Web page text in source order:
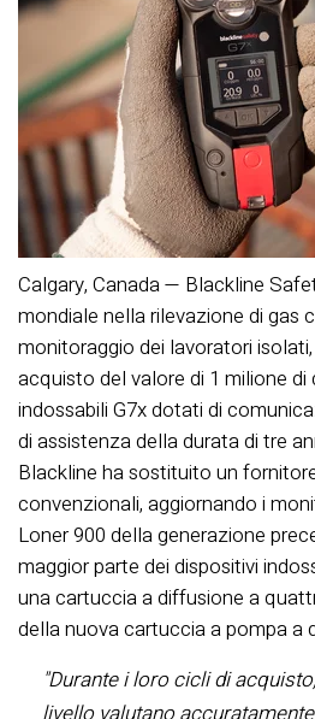
Calgary, Canada — Blackline
mondiale nella rilevazione di gas
monitoraggio dei lavoratori
acquisto del valore di 1 milione di
indossabili G7x dotati di
di assistenza della durata di tre
Blackline ha sostituito un
convenzionali, aggiornando i
Loner 900 della generazione
maggior parte dei dispositivi
una cartuccia a diffusione a
della nuova cartuccia a pompa a
"Durante i loro cicli di